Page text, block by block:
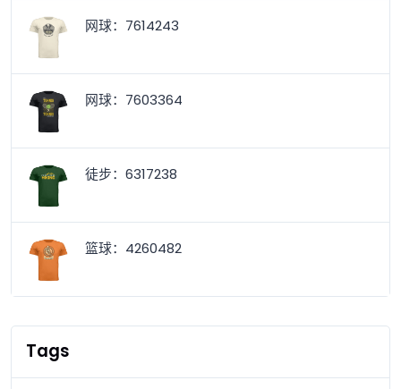
网球：7614243
网球：7603364
徒步：6317238
篮球：4260482
Tags